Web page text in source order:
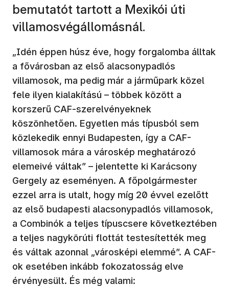
bemutatót tartott a Mexikói úti
villamosvégállomásnál.
„Idén éppen húsz éve, hogy forgalomba álltak
a fővárosban az első alacsonypadlós
villamosok, ma pedig már a járműpark közel
fele ilyen kialakítású – többek között a
korszerű CAF-szerelvényeknek
köszönhetően. Egyetlen más típusból sem
közlekedik ennyi Budapesten, így a CAF-
villamosok mára a városkép meghatározó
elemeivé váltak” – jelentette ki Karácsony
Gergely az eseményen. A főpolgármester
ezzel arra is utalt, hogy míg 20 évvel ezelőtt
az első budapesti alacsonypadlós villamosok,
a Combinók a teljes típuscsere következtében
a teljes nagykörúti flottát testesítették meg
és váltak azonnal „városképi elemmé”. A CAF-
ok esetében inkább fokozatosság elve
érvényesült. És még valami: